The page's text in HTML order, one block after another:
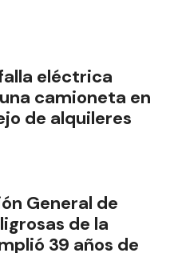
perdió el
entre las
eléctrica
camioneta en